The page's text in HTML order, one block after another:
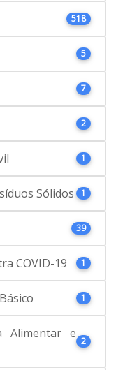
518
5
7
2
1
Sólidos 1
39
COVID-19 1
1
Alimentar e
2